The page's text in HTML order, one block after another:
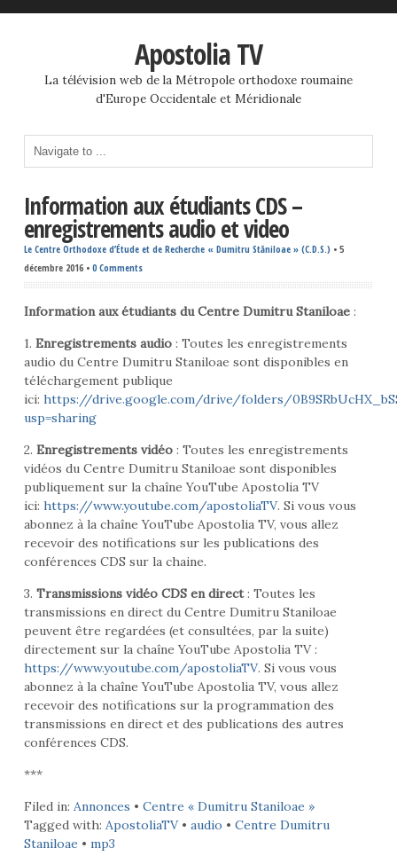
Apostolia TV
La télévision web de la Métropole orthodoxe roumaine
d'Europe Occidentale et Méridionale
Information aux étudiants CDS –
enregistrements audio et video
Le Centre Orthodoxe d’Étude et de Recherche « Dumitru Stăniloae » (C.D.S.) • 5
décembre 2016 • 0 Comments
Information aux étudiants du Centre Dumitru Staniloae:
1. Enregistrements audio: Toutes les enregistrements
audio du Centre Dumitru Staniloae sont disponibles en
téléchargement publique
ici: https://drive.google.com/drive/folders/
usp=sharing
2. Enregistrements vidéo: Toutes les enregistrements
vidéos du Centre Dumitru Staniloae sont disponibles
publiquement sur la chaîne YouTube Apostolia TV
ici: https://www.youtube.com/apostoliaTV. Si vous vous
abonnez à la chaîne YouTube Apostolia TV, vous allez
recevoir des notifications sur les publications des
conférences CDS sur la chaine.
3. Transmissions vidéo CDS en direct: Toutes les
transmissions en direct du Centre Dumitru Staniloae
peuvent être regardées (et consultées, par la suite)
directement sur la chaîne YouTube Apostolia TV :
https://www.youtube.com/apostoliaTV. Si vous vous
abonnez à la chaîne YouTube Apostolia TV, vous allez
recevoir des notifications sur la programmation des
transmissions en direct et des publications des autres
conférences CDS.
***
Filed in: Annonces • Centre « Dumitru Staniloae »
Tagged with: ApostoliaTV• audio • Centre Dumitru
Staniloae • mp3